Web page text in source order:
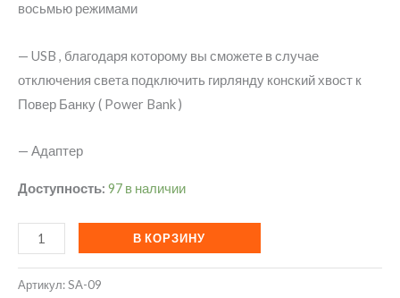
восьмью режимами
— USB , благодаря которому вы сможете в случае
отключения света подключить гирлянду конский хвост к
Повер Банку ( Power Bank )
— Адаптер
Доступность: 97 в наличии
Количество
товара
Гирлянда
В КОРЗИНУ
Артикул:SA-09